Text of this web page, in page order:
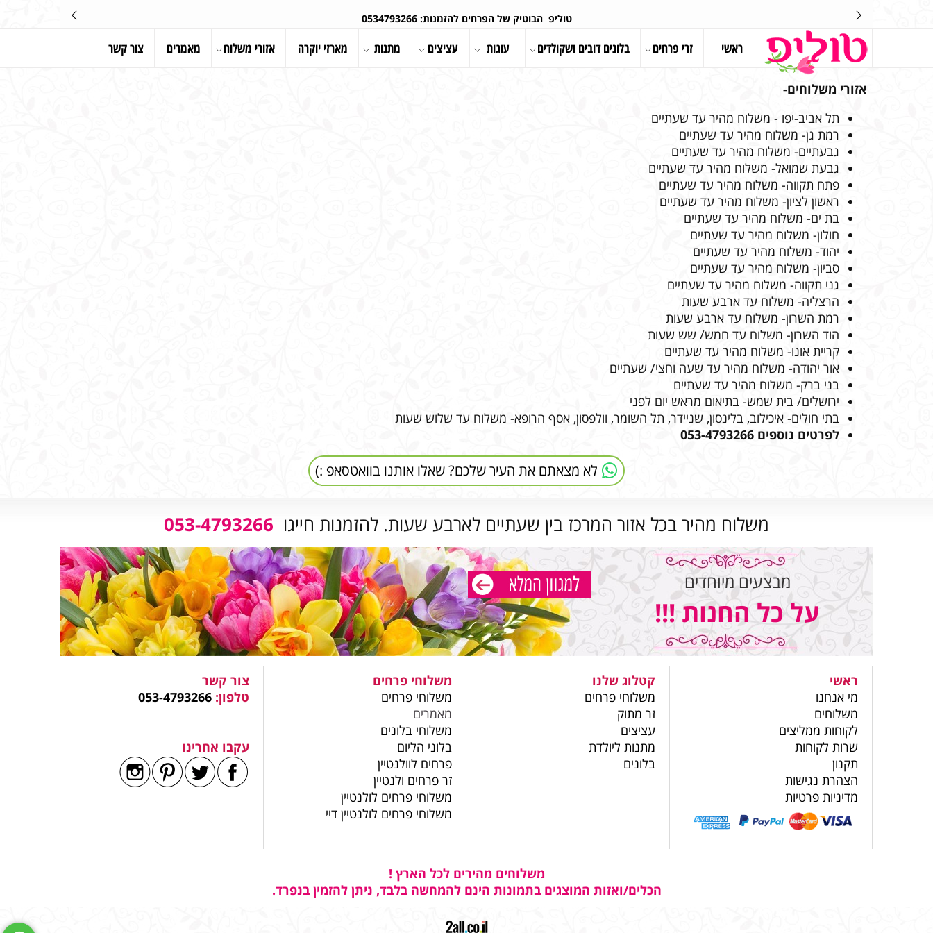
טוליפ הבוטיק של הפרחים להזמנות: 0534793266
ראשי זרי פרחים בלונים דובים ושקולדים עוגות עציצים מתנות מארזי יוקרה אזורי משלוח מאמרים צור קשר
אזורי משלוחים-
תל אביב-יפו - משלוח מהיר עד שעתיים
רמת גן- משלוח מהיר עד שעתיים
גבעתיים- משלוח מהיר עד שעתיים
גבעת שמואל- משלוח מהיר עד שעתיים
פתח תקווה- משלוח מהיר עד שעתיים
ראשון לציון- משלוח מהיר עד שעתיים
בת ים- משלוח מהיר עד שעתיים
חולון- משלוח מהיר עד שעתיים
יהוד- משלוח מהיר עד שעתיים
סביון- משלוח מהיר עד שעתיים
גני תקווה- משלוח מהיר עד שעתיים
הרצליה- משלוח עד ארבע שעות
רמת השרון- משלוח עד ארבע שעות
הוד השרון- משלוח עד חמש/ שש שעות
קריית אונו- משלוח מהיר עד שעתיים
אור יהודה- משלוח מהיר עד שעה וחצי/ שעתיים
בני ברק- משלוח מהיר עד שעתיים
ירושלים/ בית שמש- בתיאום מראש יום לפני
בתי חולים- איכילוב, בלינסון, שניידר, תל השומר, וולפסון, אסף הרופא- משלוח עד שלוש שעות
לפרטים נוספים 053-4793266
לא מצאתם את העיר שלכם? שאלו אותנו בוואטסאפ :)
משלוח מהיר בכל אזור המרכז בין שעתיים לארבע שעות. להזמנות חייגו 053-4793266
מבצעים מיוחדים
על כל החנות !!!
ראשי
מי אנחנו
משלוחים
לקוחות ממליצים
שרות לקוחות
תקנון
הצהרת נגישות
מדיניות פרטיות
קטלוג שלנו
משלוחי פרחים
זר מתוק
עציצים
מתנות ליולדת
בלונים
משלוחי פרחים
משלוחי פרחים
מאמרים
משלוחי בלונים
בלוני הליום
פרחים לוולנטיין
זר פרחים ולנטיין
משלוחי פרחים לולנטיין
משלוחי פרחים לולנטיין דיי
צור קשר
טלפון:053-4793266
עקבו אחרינו
משלוחים מהירים לכל הארץ !
הכלים/ואזות המוצגים בתמונות הינם להמחשה בלבד, ניתן להזמין בנפרד.